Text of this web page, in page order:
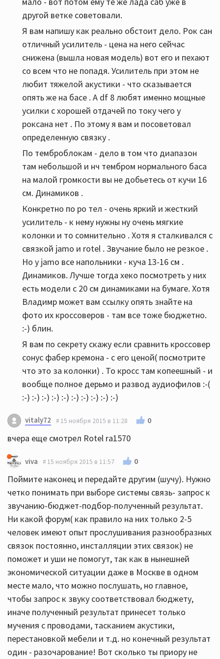
другой ветке советовали.
Я вам напишу как реально обстоит дело. Рок сан
отличный усилитель - цена на него сейчас
снижена (вышла новая модель) вот его и пехают
со всем что не попадя. Усилитель при этом не
любит тяжелой акустики - что сказывается
опять же на басе . А df 8 любят именно мощные
усилки с хорошей отдачей по току чего у
роксана нет . По этому я вам и посоветовал
определенную связку .
По темброблокам - дело в том что диапазон
там небольшой и нч тембром нормального баса
на малой громкости вы не добьетесь от кучи 16
см. Динамиков .
Конкретно по ро тел - очень яркий и жесткий
усилитель - к нему нужны ну очень мягкие
колонки и то сомнительно . Хотя я сталкивался с
связкой jamo и rotel . Звучание было не резкое .
Но у jamo все напольники - куча 13-16 см .
Динамиков. Лучше тогда хеко посмотреть у них
есть модели с 20 см динамиками на бумаге. Хотя
Владимр может вам ссылку опять знайте на
фото их кроссоверов - там все тоже бюджетно.
:-) блин.
Я вам по секрету скажу если сравнить кроссовер
сонус фабер кремона - с его ценой( посмотрите
что это за колонки) . То кросс там копеешный - и
вообще полное дерьмо и развод аудиофилов :-(
:-) :-) :-) :-) :-) :-) :-) :-) :-) :-)
vitaly72 15 ноября 2015 в 11:28 0
вчера еще смотрел Rotel ra1570
viva 15 ноября 2015 в 11:57 0
Поймите наконец и передайте другим (шучу). Нужно
четко понимать при выборе системы связь- запрос к
звучанию-бюджет-подбор-полученный результат.
Ни какой форум( как правило на них только 2-5
человек имеют опыт прослушивания разнообразных
связок постоянно, инсталляции этих связок) не
поможет и уши не помогут, так как в нынешней
экономической ситуации даже в Москве в одном
месте мало, что можно послушать, но главное,
чтобы запрос к звуку соответствовал бюджету,
иначе полученный результат принесет только
мучения с проводами, тасканием акустики,
перестановкой мебели и т.д. но конечный результат
один - разочарование! Вот сколько ты приору не